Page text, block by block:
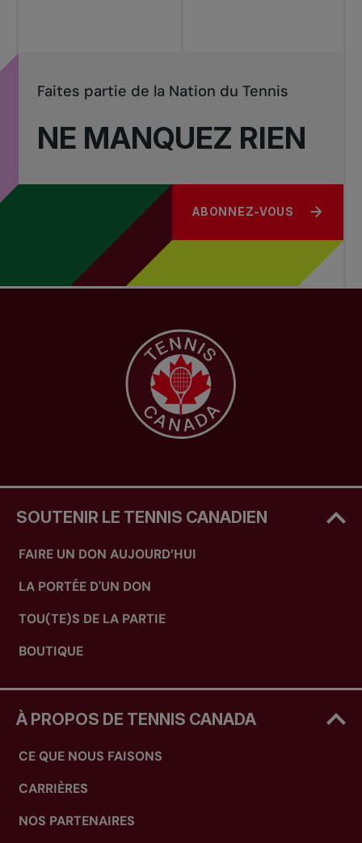
NE MANQUEZ RIEN
Faites partie de la Nation du Tennis
ABONNEZ-VOUS
SOUTENIR LE TENNIS CANADIEN
FAIRE UN DON AUJOURD’HUI
LA PORTÉE D'UN DON
TOU(TE)S DE LA PARTIE
BOUTIQUE
À PROPOS DE TENNIS CANADA
CE QUE NOUS FAISONS
CARRIÈRES
NOS PARTENAIRES